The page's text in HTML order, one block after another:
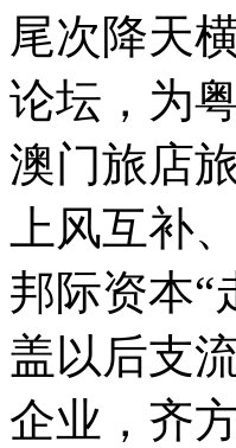
尾次降天
论坛，为
澳门旅店
上风互补
邦际资本
盖以后支
企业，齐